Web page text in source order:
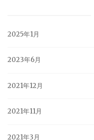
2025年1月
2023年6月
2021年12月
2021年11月
2021年3月